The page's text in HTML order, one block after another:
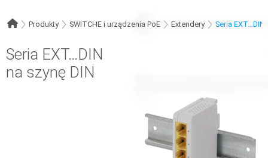
Produkty SWITCHE i urządzenia PoE Extendery Seria
Seria EXT…DIN
na szynę DIN